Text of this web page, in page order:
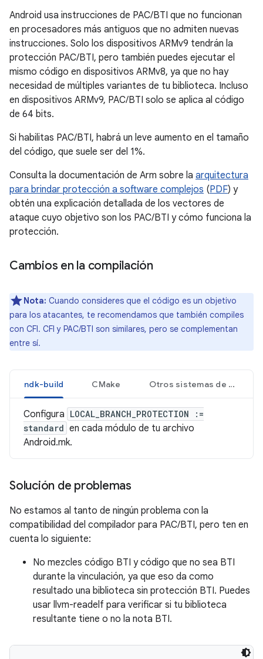
Android usa instrucciones de PAC/BTI que no funcionan
en procesadores más antiguos que no admiten nuevas
instrucciones. Solo los dispositivos ARMv9 tendrán la
protección PAC/BTI, pero también puedes ejecutar el
mismo código en dispositivos ARMv8, ya que no hay
necesidad de múltiples variantes de tu biblioteca. Incluso
en dispositivos ARMv9, PAC/BTI solo se aplica al código
de 64 bits.
Si habilitas PAC/BTI, habrá un leve aumento en el tamaño
del código, que suele ser del 1%.
Consulta la documentación de Arm sobre la arquitectura
para brindar protección a software complejos (PDF) y
obtén una explicación detallada de los vectores de
ataque cuyo objetivo son los PAC/BTI y cómo funciona la
protección.
Cambios en la compilación
Nota: Cuando consideres que el código es un objetivo
para los atacantes, te recomendamos que también compiles
con CFI. CFI y PAC/BTI son similares, pero se complementan
entre sí.
ndk-build CMake Otros sistemas de compilaciones
Configura LOCAL_BRANCH_PROTECTION :=
standard en cada módulo de tu archivo
Android.mk.
Solución de problemas
No estamos al tanto de ningún problema con la
compatibilidad del compilador para PAC/BTI, pero ten en
cuenta lo siguiente:
No mezcles código BTI y código que no sea BTI
durante la vinculación, ya que eso da como
resultado una biblioteca sin protección BTI. Puedes
usar llvm-readelf para verificar si tu biblioteca
resultante tiene o no la nota BTI.